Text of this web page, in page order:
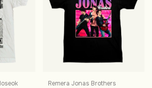
Remera Jonas Brothers